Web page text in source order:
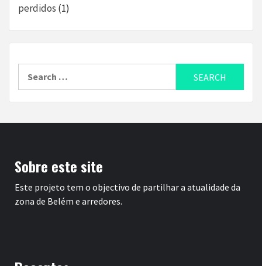
perdidos (1)
Sobre este site
Este projeto tem o objectivo de partilhar a atualidade da
zona de Belém e arredores.